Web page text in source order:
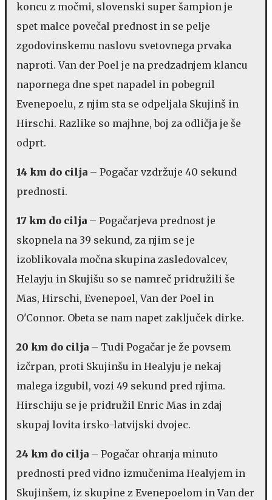
koncu z močmi, slovenski super šampion je
spet malce povečal prednost in se pelje
zgodovinskemu naslovu svetovnega prvaka
naproti. Van der Poel je na predzadnjem klancu
napornega dne spet napadel in pobegnil
Evenepoelu, z njim sta se odpeljala Skujinš in
Hirschi. Razlike so majhne, boj za odličja je še
odprt.
14 km do cilja – Pogačar vzdržuje 40 sekund
prednosti.
17 km do cilja – Pogačarjeva prednost je
skopnela na 39 sekund, za njim se je
izoblikovala močna skupina zasledovalcev,
Helayju in Skujišu so se namreč pridružili še
Mas, Hirschi, Evenepoel, Van der Poel in
O'Connor. Obeta se nam napet zaključek dirke.
20 km do cilja – Tudi Pogačar je že povsem
izčrpan, proti Skujinšu in Healyju je nekaj
malega izgubil, vozi 49 sekund pred njima.
Hirschiju se je pridružil Enric Mas in zdaj
skupaj lovita irsko-latvijski dvojec.
24 km do cilja – Pogačar ohranja minuto
prednosti pred vidno izmučenima Healyjem in
Skujinšem, iz skupine z Evenepoelom in Van der